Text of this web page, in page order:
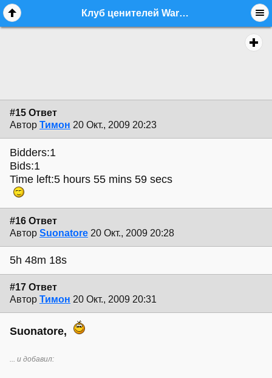
Клуб ценителей Warwick - стр. 2 - equipment.bass - Форум гитаристов
#15 Ответ
Автор Тимон 20 Окт., 2009 20:23
Bidders:1
Bids:1
Time left:5 hours 55 mins 59 secs
#16 Ответ
Автор Suonatore 20 Окт., 2009 20:28
5h 48m 18s
#17 Ответ
Автор Тимон 20 Окт., 2009 20:31
Suonatore,
... и добавил: